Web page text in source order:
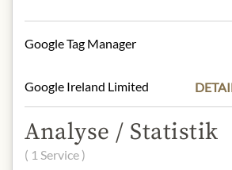
100 g enthalten im
Fett:1 g
- davon kürzeste Fettsäuren:
Kohlenhydrate:
26 g
- davon Zucker:24 g
Ballaststoffe:
Google Tag Manager
Google Ireland Limited
Analyse / Statistik
( 1 Service )